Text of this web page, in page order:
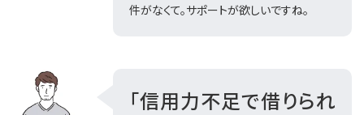
件がなくて。サポートが欲しいですね。
「信用力不足で借りられ